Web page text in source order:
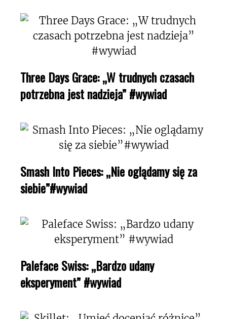
Three Days Grace: „W trudnych czasach
potrzebna jest nadzieja” #wywiad
Smash Into Pieces: „Nie oglądamy się za
siebie”#wywiad
Paleface Swiss: „Bardzo udany
eksperyment” #wywiad